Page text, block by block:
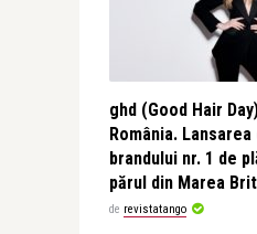
ghd (Good Hair
România.
brandului nr. 1 de
părul din Marea
de revistatango